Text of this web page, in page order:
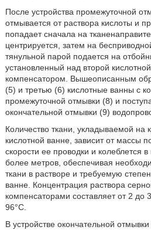
После устройства промежуточной
отмывается от раствора кислоты и
попадает сначала на
центрируется, затем на
тянульной парой подается на
установленный над второй
компенсатором. Вышеописанным
(5) и третью (6) кислотные ванны с
промежуточной отмывки (8) и
окончательной отмывки (9)
Количество ткани, укладываемой на
кислотной ванне, зависит от массы
скорости ее проводки и колеблется
более метров, обеспечивая
ткани в растворе и требуемую
ванне. Концентрация раствора
компенсаторами составляет от 2 до
96°С.
В устройстве окончательной